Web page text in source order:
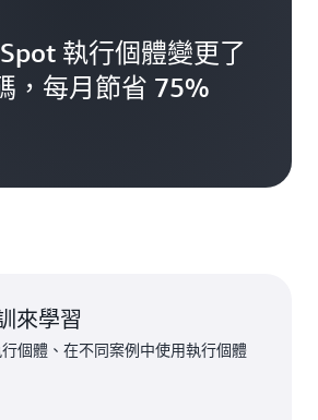
執行個體變更了
，每月節省 75%
來學習
個體、在不同案例中使用執行個體